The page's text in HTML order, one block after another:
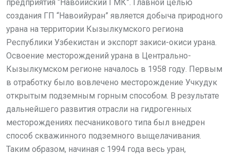
предприятия “Навоийский ГМК”. Главной целью
создания ГП “Навоийуран” является добыча природного
урана на территории Кызылкумского региона
Республики Узбекистан и экспорт закиси-окиси урана.
Освоение месторождений урана в Центрально-
Кызылкумском регионе началось в 1958 году. Первым
в отработку было вовлечено месторождение Учкудук
открытым подземным горным способом. В результате
дальнейшего развития отрасли на гидрогенных
месторождениях песчаникового типа был внедрен
способ скважинного подземного выщелачивания.
Таким образом, начиная с 1994 года весь уран,